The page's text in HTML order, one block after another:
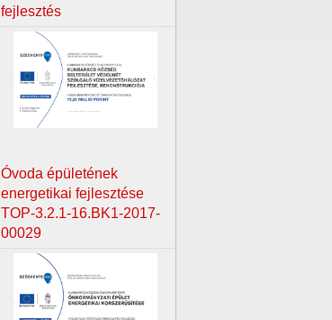
fejlesztés
Óvoda épületének
energetikai fejlesztése
TOP-3.2.1-16.BK1-2017-
00029